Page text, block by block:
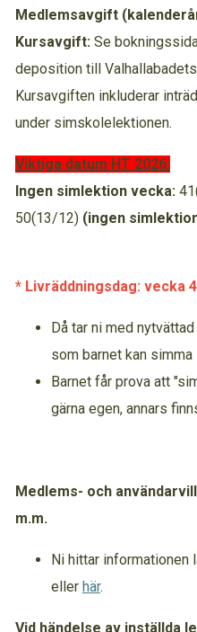
Medlemsavgift
Kursavgift: Se
deposition till
Kursavgiften inkluderar
under simskolelektionen.
Viktiga datum HT 2026:
Ingen simlektion vecka:
50(13/12) (ingen
* Livräddningsdag: vecka
Då tar ni med
som barnet kan simma
Barnet får prova att
gärna egen, annars
Medlems- och
m.m.
Ni hittar informationen
eller här.
Vid händelse av inställda